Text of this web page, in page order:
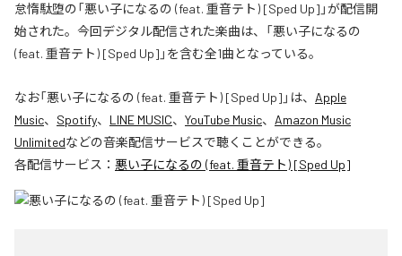
怠惰駄堕の「悪い子になるの (feat. 重音テト) [Sped Up]」が配信開
始された。今回デジタル配信された楽曲は、「悪い子になるの
(feat. 重音テト) [Sped Up]」を含む全1曲となっている。
なお「悪い子になるの (feat. 重音テト) [Sped Up] 」は、 Apple
Music、 Spotify、 LINE MUSIC、 YouTube Music、 Amazon Music
Unlimitedなどの音楽配信サービスで聴くことができる。
各配信サービス： 悪い子になるの (feat. 重音テト) [Sped Up]